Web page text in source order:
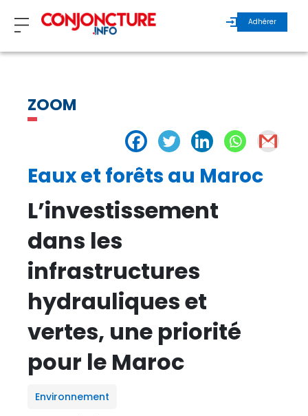
Adhérer
INVITÉS
REGARDS D’EXPERTS
ÉCHOS DURABLES
ESPACE MÉDIAS
CULTURE
REVUE CONJONCTURE
ZOOM
Eaux et forêts au Maroc
L’investissement
dans les
infrastructures
hydrauliques et
vertes, une priorité
pour le Maroc
Environnement